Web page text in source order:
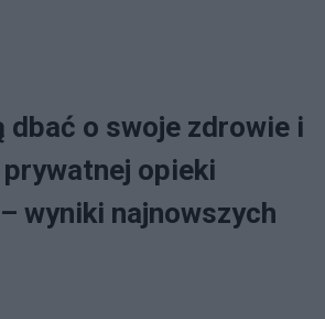
dbać o swoje zdrowie i
opieki
wyniki najnowszych